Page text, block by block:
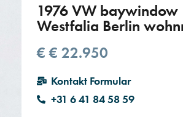
1976 VW baywindow
Westfalia Berlin
€€ 22.950
Kontakt Formular
+31 6 41 84 58 59